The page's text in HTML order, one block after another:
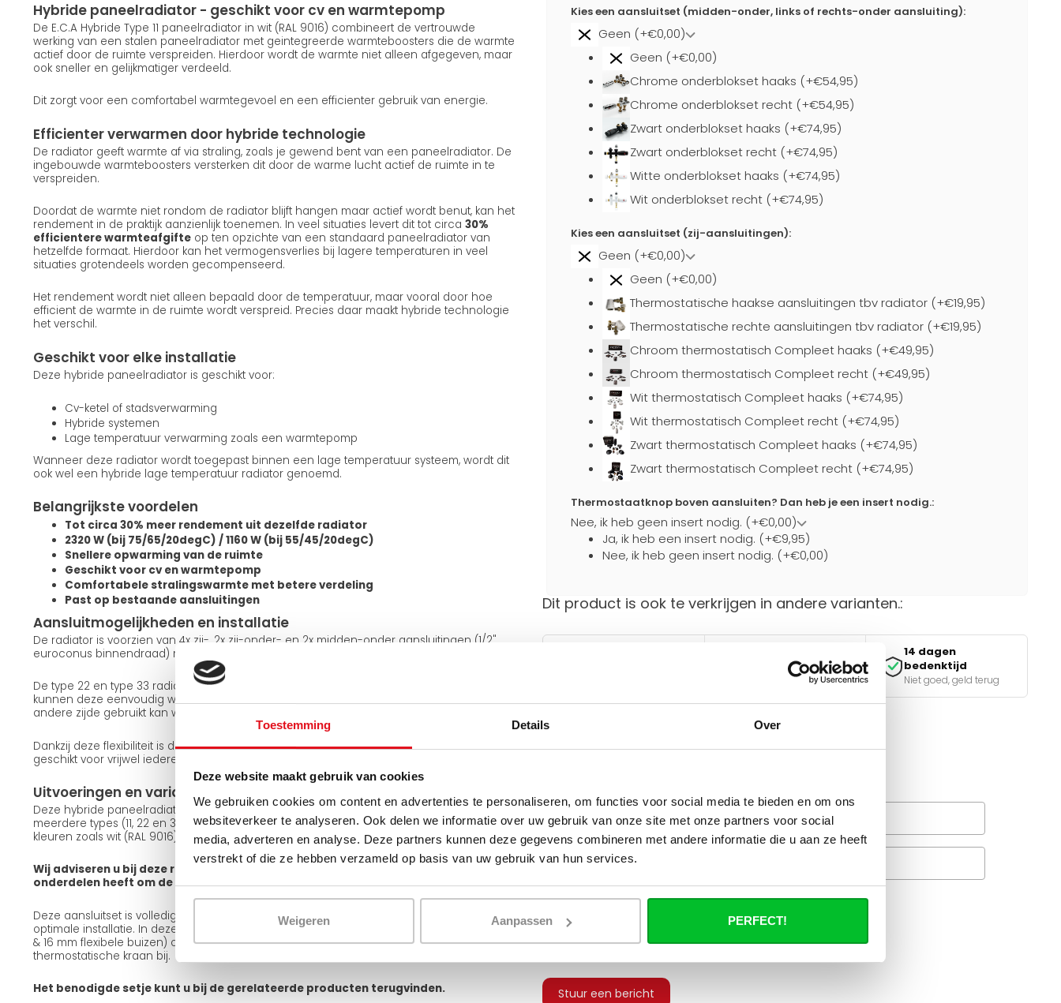
Toestemming Details Over
Deze website maakt gebruik van cookies
We gebruiken cookies om content en advertenties te personaliseren, om functies voor social media te bieden en om ons
websiteverkeer te analyseren. Ook delen we informatie over uw gebruik van onze site met onze partners voor social
media, adverteren en analyse. Deze partners kunnen deze gegevens combineren met andere informatie die u aan ze heeft
verstrekt of die ze hebben verzameld op basis van uw gebruik van hun services.
Weigeren Aanpassen PERFECT!
Hybride paneelradiator - geschikt voor cv en warmtepomp
De E.C.A Hybride Type 11 paneelradiator in wit (RAL 9016) combineert de vertrouwde
werking van een stalen paneelradiator met geintegreerde warmteboosters die de warmte
actief door de ruimte verspreiden. Hierdoor wordt de warmte niet alleen afgegeven, maar
ook sneller en gelijkmatiger verdeeld.
Dit zorgt voor een comfortabel warmtegevoel en een efficienter gebruik van energie.
Efficienter verwarmen door hybride technologie
De radiator geeft warmte af via straling, zoals je gewend bent van een paneelradiator. De
ingebouwde warmteboosters versterken dit door de warme lucht actief de ruimte in te
verspreiden.
Doordat de warmte niet rondom de radiator blijft hangen maar actief wordt benut, kan het
rendement in de praktijk aanzienlijk toenemen. In veel situaties levert dit tot circa 30%
efficientere warmteafgifte op ten opzichte van een standaard paneelradiator van
hetzelfde formaat. Hierdoor kan het vermogensverlies bij lagere temperaturen in veel
situaties grotendeels worden gecompenseerd.
Het rendement wordt niet alleen bepaald door de temperatuur, maar vooral door hoe
efficient de warmte in de ruimte wordt verspreid. Precies daar maakt hybride technologie
het verschil.
Geschikt voor elke installatie
Deze hybride paneelradiator is geschikt voor:
Cv-ketel of stadsverwarming
Hybride systemen
Lage temperatuur verwarming zoals een warmtepomp
Wanneer deze radiator wordt toegepast binnen een lage temperatuur systeem, wordt dit
ook wel een hybride lage temperatuur radiator genoemd.
Belangrijkste voordelen
Tot circa 30% meer rendement uit dezelfde radiator
2320 W (bij 75/65/20degC) / 1160 W (bij 55/45/20degC)
Snellere opwarming van de ruimte
Geschikt voor cv en warmtepomp
Comfortabele stralingswarmte met betere verdeling
Past op bestaande aansluitingen
Aansluitmogelijkheden en installatie
De radiator is voorzien van 4x zij-, 2x zij-onder- en 2x midden-onder aansluitingen (1/2"
euroconus binnendraad) met een standaard hartafstand aan de onderkant van 50 mm.
De type 22 en type 33 radiatoren zijn omkeerbaar. Met de meegeleverde J-consoles
kunnen deze eenvoudig worden gedraaid, waardoor dezelfde aansluiting ook aan de
andere zijde gebruikt kan worden. De type 11 uitvoering is niet omkeerbaar.
Dankzij deze flexibiliteit is de radiator eenvoudig aan te sluiten op bestaande leidingen en
geschikt voor vrijwel iedere installatiesituatie.
Uitvoeringen en varianten
Deze hybride paneelradiator is leverbaar in verschillende uitvoeringen. Je hebt keuze uit
meerdere types (11, 22 en 33), diverse frontafwerkingen zoals geribbeld, vlak of gegroefd, en
kleuren zoals wit (RAL 9016) en zwart (RAL 9005).
Wij adviseren u bij deze radiator een aansluitset mee te bestellen, zodat u alle
onderdelen heeft om de radiator op te hangen en aan te sluiten.
Deze aansluitset is volledig passend bij deze radiator en garandeert u zo een snelle en
optimale installatie. In deze set zitten alle onderdelen inclusief adapters (15 mm cv buizen
& 16 mm flexibele buizen) om de radiator aan te sluiten. Tevens zit er ook een luxe
thermostatische kraan bij.
Het benodigde setje kunt u bij de gerelateerde producten terugvinden.
Kies een aansluitset (midden-onder, links of rechts-onder aansluiting):
Geen (+€0,00)
Geen (+€0,00)
Chrome onderblokset haaks (+€54,95)
Chrome onderblokset recht (+€54,95)
Zwart onderblokset haaks (+€74,95)
Zwart onderblokset recht (+€74,95)
Witte onderblokset haaks (+€74,95)
Wit onderblokset recht (+€74,95)
Kies een aansluitset (zij-aansluitingen):
Geen (+€0,00)
Geen (+€0,00)
Thermostatische haakse aansluitingen tbv radiator (+€19,95)
Thermostatische rechte aansluitingen tbv radiator (+€19,95)
Chroom thermostatisch Compleet haaks (+€49,95)
Chroom thermostatisch Compleet recht (+€49,95)
Wit thermostatisch Compleet haaks (+€74,95)
Wit thermostatisch Compleet recht (+€74,95)
Zwart thermostatisch Compleet haaks (+€74,95)
Zwart thermostatisch Compleet recht (+€74,95)
Thermostaatknop boven aansluiten? Dan heb je een insert nodig.:
Nee, ik heb geen insert nodig. (+€0,00)
Ja, ik heb een insert nodig. (+€9,95)
Nee, ik heb geen insert nodig. (+€0,00)
Dit product is ook te verkrijgen in andere varianten.:
Veilig betalen
iDEAL, Klarna & meer
14 dagen
bedenktijd
Niet goed, geld terug
Wanneer bezorgt de
vrachtservice in uw regio?
Heb je een vraag over dit product ?
Simon helpt je graag en kan al je vragen beantwoorden.
Stuur een bericht